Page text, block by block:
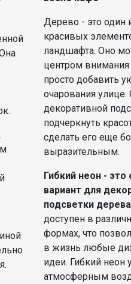
Дерево - это один
красивых
ландшафта. Оно
центром
просто добавить
очарования
декоративной
подчеркнуть
сделать его еще
выразительным.
Гибкий неон - это
вариант для
подсветки
доступен в
формах, что
в жизнь любые
идеи. Гибкий неон
атмосферным